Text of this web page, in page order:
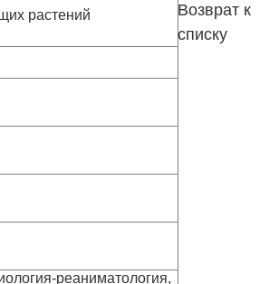
растений
реаниматология,
Возврат к
списку